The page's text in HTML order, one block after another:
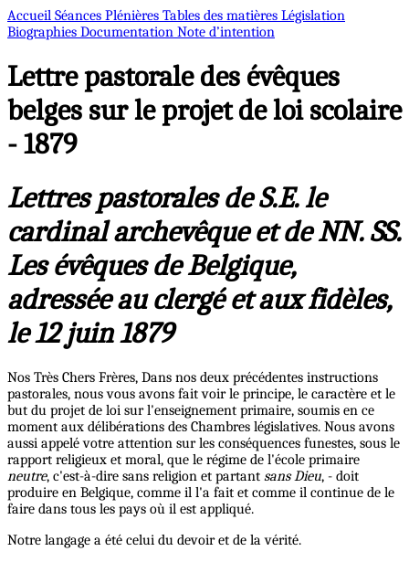
Accueil Séances Plénières Tables des matières Législation
Biographies Documentation Note d’intention
Lettre pastorale des évêques
belges sur le projet de loi scolaire
- 1879
Lettres pastorales de S.E. le
cardinal archevêque et de NN. SS.
Les évêques de Belgique,
adressée au clergé et aux fidèles,
le 12 juin 1879
Nos Très Chers Frères, Dans nos deux précédentes instructions
pastorales, nous vous avons fait voir le principe, le caractère et le
but du projet de loi sur l'enseignement primaire, soumis en ce
moment aux délibérations des Chambres législatives. Nous avons
aussi appelé votre attention sur les conséquences funestes, sous le
rapport religieux et moral, que le régime de l'école primaire
neutre, c'est-à-dire sans religion et partant sans Dieu, - doit
produire en Belgique, comme il l'a fait et comme il continue de le
faire dans tous les pays où il est appliqué.
Notre langage a été celui du devoir et de la vérité.